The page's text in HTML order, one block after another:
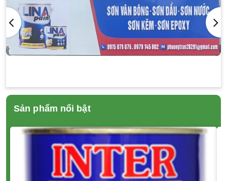
Sản phẩm nổi bật